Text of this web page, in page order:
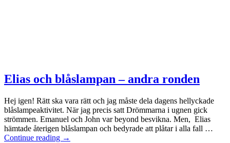
Elias och blåslampan – andra ronden
Hej igen! Rätt ska vara rätt och jag måste dela dagens hellyckade
blåslampeaktivitet. När jag precis satt Drömmarna i ugnen gick
strömmen. Emanuel och John var beyond besvikna. Men, Elias
hämtade återigen blåslampan och bedyrade att plåtar i alla fall …
Continue reading →